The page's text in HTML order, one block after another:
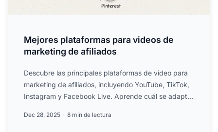
Mejores plataformas para videos de
marketing de afiliados
Descubre las principales plataformas de video para
marketing de afiliados, incluyendo YouTube, TikTok,
Instagram y Facebook Live. Aprende cuál se adapta
Dec 28, 2025 8 min de lectura